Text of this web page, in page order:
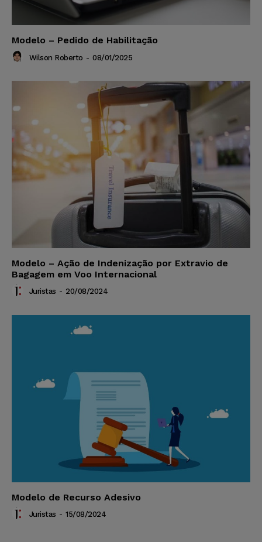
Modelo – Pedido de Habilitação
Wilson Roberto - 08/01/2025
Modelo – Ação de Indenização por Extravio de
Bagagem em Voo Internacional
Juristas - 20/08/2024
Modelo de Recurso Adesivo
Juristas - 15/08/2024